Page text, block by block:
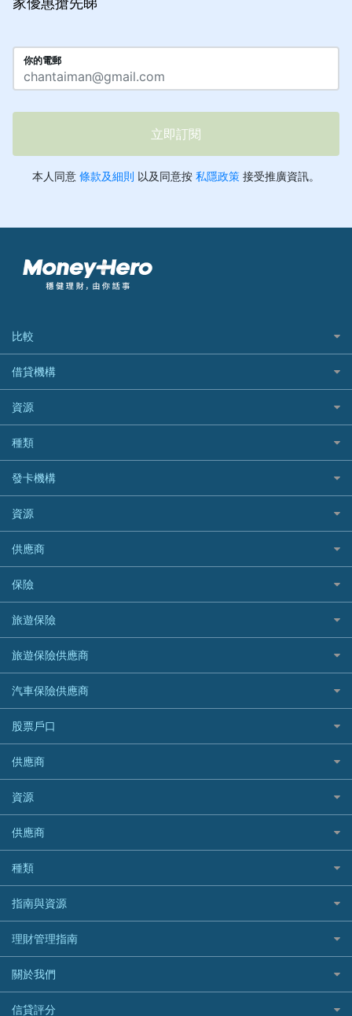
比較
私人貸款比較
稅季/稅務貸款
網上貸款
結餘轉戶(清卡數貸款)
銀行貸款
財務公司貸款
免入息貸款
免TU貸款
急借錢
緊急貸款比較
最佳小額貸款比較
易批必批貸款
24小時貸款
最佳循環貸款
借貸機構
BEA 東亞銀行
BOC 中國銀行
Cashing Pro 優尚信貸
CCB(Asia) 中國建設銀行 (亞洲)
Citibank 花旗銀行
CNCBI 信銀國際
CreFIT 維信
DBS 星展銀行
DSB 大新銀行
HSBC 滙豐銀行貸款
K Cash 貸款
Mox 銀行
National Resources 中潤物業按揭
OCBC 華僑銀行
PrimeCredit 安信信貸
Promise 邦民日本財務
Rabbit Credit月兔信貸
Standard Chartered 渣打銀行
UA 亞洲聯合財務
WeLab Bank
WeLend 貸款
資源
如何申請個人貸款
如何管理個人貸款
個人貸款有用資訊
清卡數貸款教學
循環貸款教學
個人化貸款產品推介 🔥全新
債務重組一覽
供樓利息扣稅
最佳貸款app
種類
網購優惠
精選外幣網購信用卡
尊尚信用卡
公司信用卡
電子錢包信用卡
日本遊信用卡攻略
韓國遊信用卡攻略
台灣遊信用卡攻略
機場貴賓室信用卡
銀聯信用卡
高獎賞信用卡推薦
酒店信用卡
發卡機構
Citibank花旗銀行
AE美國運通
DBS星展銀行
HSBC滙豐銀行
Mox
信銀國際
大新銀行
恒生銀行
Standard Chartered渣打銀行
東亞銀行
SIM
Airwallex信用卡
資源
Black Friday優惠
淘寶付款方式
一田購物優惠日
SOGO感謝祭
HKTVmall優惠碼
交稅優惠
酒店優惠碼
機票優惠碼
供應商
八達通自動增值信用卡
保險
旅遊保險
汽車保險
家居保險
家傭保險
寵物保險
定期人壽保險
危疾保險
年金資訊
樓宇火險
旅遊保險
日本旅遊保險及資訊
泰國旅遊保險及資訊
台灣旅遊保險及資訊
韓國旅遊保險及資訊
歐洲旅遊保險及資訊
越南旅遊保險及資訊
澳洲旅遊保險及資訊
長者嘆世界
家庭親子遊
自駕遊比較
相機有得保
專為孕婦設計的最佳旅遊保險
最佳滑雪旅遊保險
最適合BB的旅遊保險
旅遊保險供應商
AXA 安盛
AIG 美亞
Allianz 安聯
Allied World 世聯
Avo
中國銀行
Bolttech 保特
Blue Cross 藍十字
中國平安
HSBC滙豐銀行
MSIG 三井住友
Prudential 保誠
QBE 昆士蘭
汽車保險供應商
大新汽車保險
中銀汽車保險
Allianz安聯汽車保險
bolttech保障汽車保險
Zurich蘇黎世汽車保險
QBE昆士蘭汽車保險
平安汽車保險
股票戶口
富途證券
IB盈透證券
老虎證券
uSMART 盈立證券
華盛証券
長橋證券
WeBull微牛證券
漲樂全球通｜華泰國際
OSL
供應商
富途牛牛好唔好？
Webull微牛證券好唔好？
Longbridge長橋證券好唔好？
老虎證券好唔好？
華盛証券好唔好？
漲樂全球通好唔好？
IB盈透證券好唔好？
盈立證券 uSMART 好唔好？
Stashaway好唔好？
資源
股票戶口開戶
證券行邊間好？
港股5隻高息ETF精選
什麼是ETF？
香港30大高息股排行
黃金ETF懶人包
最值得注意的比特幣ETF
選股策略：五步調查攻略
供應商
銀行戶口比較
尊尚銀行戶口
Citi Plus
中信銀行inMotion
Airwallex銀行
種類
定期存款
港元定存
人民幣定存
美元定存
英鎊定存
指南與資源
理財資訊
識慳識賺
債務管理
投資理財
理財管理指南
常用相關詞彙
MoneyHero電子報
關於我們
服務承諾
信貸評分